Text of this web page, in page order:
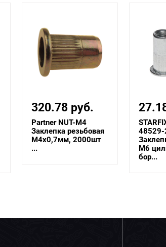
320.78 руб.
Partner NUT-M4
Заклепка резьбовая
M4х0,7мм, 2000шт
...
48529-
М6
бор...